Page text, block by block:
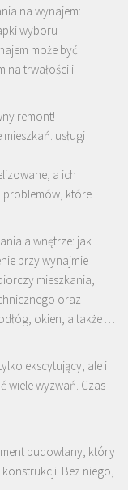
na wynajem:
wyboru
może być
na trwałości i
remont!
usługi
a ich
które
a wnętrze: jak
przy wynajmie
mieszkania,
oraz
okien, a także …
ekscytujący, ale i
wiele wyzwań. Czas
budowlany, który
Bez niego,